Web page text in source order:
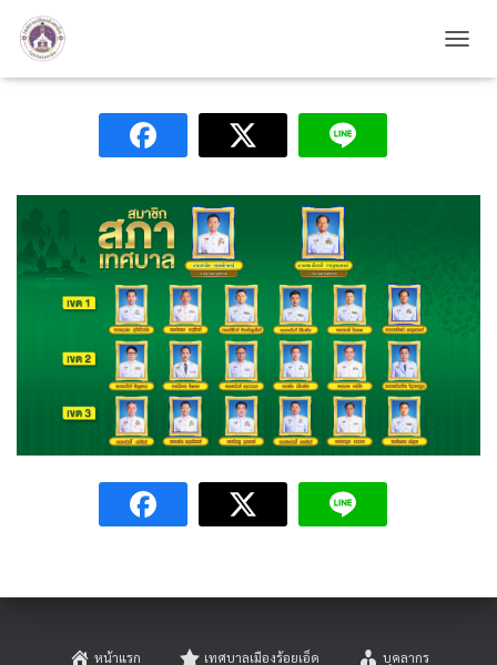
สภาเทศบาล
หน้าแรก เทศบาลเมืองร้อยเอ็ด บุคลากร